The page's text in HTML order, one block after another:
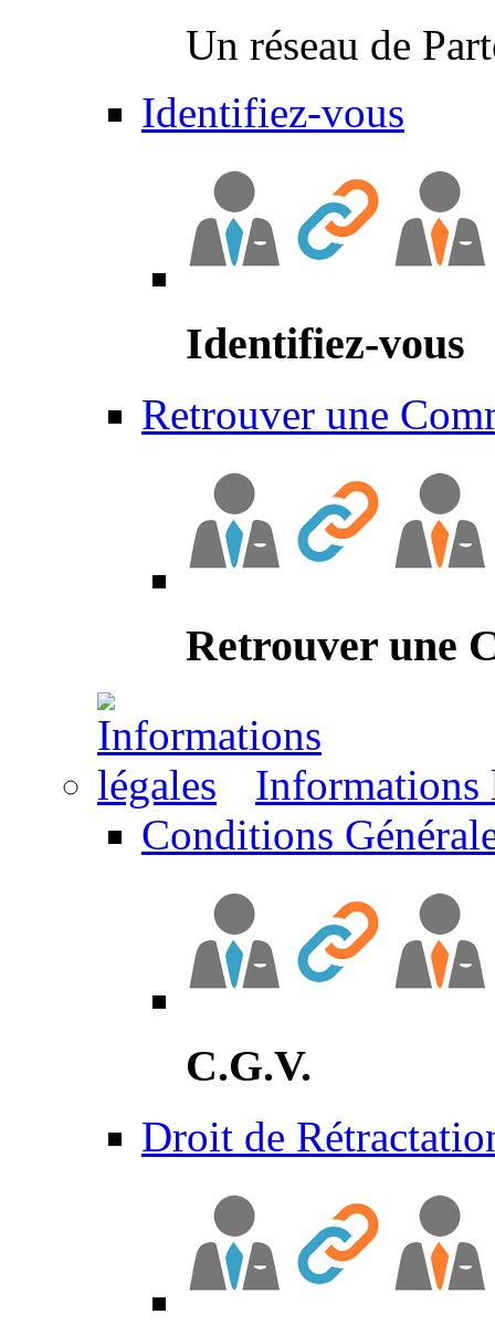
Un réseau de
Identifiez-vous
Identifiez-vous
Retrouver une
Retrouver une
Informations
Conditions
C.G.V.
Droit de